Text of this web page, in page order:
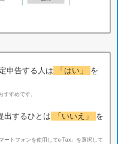
申告する人は 「はい」
を
すめです。
出するひとは 「いいえ」
を
ートフォンを使用してe-Tax」を選択して